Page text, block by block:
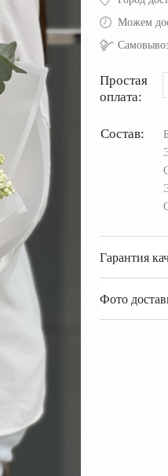
Можем
Простая
оплата:
Состав:
Гарантия
Фото